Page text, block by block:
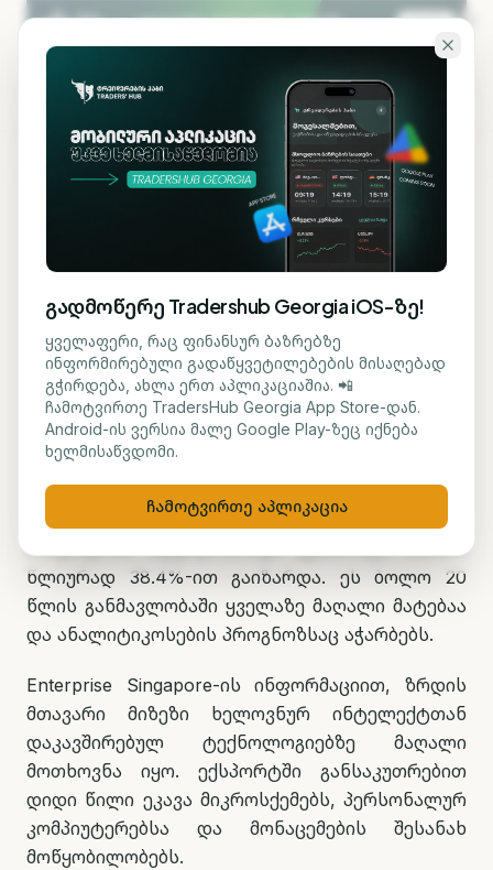
გადადი ძირითად შინაარსზე
KA EN
ᲛᲐᲙᲠᲝ
სინგაპურის ექსპორტი
38.4%-ით გაიზარდა
მარიამ ქადარია 17 ივნისი, 2026 წთ კითხვა
სინგაპურის ადგილობრივი ექსპორტი მაისში
წლიურად 38.4%-ით გაიზარდა. ეს ბოლო 20
წლის განმავლობაში ყველაზე მაღალი მატებაა
და ანალიტიკოსების პროგნოზსაც აჭარბებს.
Enterprise Singapore-ის ინფორმაციით, ზრდის
მთავარი მიზეზი ხელოვნურ ინტელექტთან
დაკავშირებულ ტექნოლოგიებზე მაღალი
მოთხოვნა იყო. ექსპორტში განსაკუთრებით
დიდი წილი ეკავა მიკროსქემებს, პერსონალურ
კომპიუტერებსა და მონაცემების შესანახ
მოწყობილობებს.
გადმოწერე Tradershub Georgia iOS-ზე!
ყველაფერი, რაც ფინანსურ ბაზრებზე
ინფორმირებული გადაწყვეტილებების მისაღებად
გჭირდება, ახლა ერთ აპლიკაციაშია. 📲
ჩამოტვირთე TradersHub Georgia App Store-დან.
Android-ის ვერსია მალე Google Play-ზეც იქნება
ხელმისაწვდომი.
ჩამოტვირთე აპლიკაცია